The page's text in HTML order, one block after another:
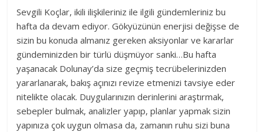
Sevgili Koçlar, ikili ilişkileriniz ile ilgili gündemleriniz bu
hafta da devam ediyor. Gökyüzünün enerjisi değişse de
sizin bu konuda almanız gereken aksiyonlar ve kararlar
gündeminizden bir türlü düşmüyor sanki…Bu hafta
yaşanacak Dolunay’da size geçmiş tecrübelerinizden
yararlanarak, bakış açınızı revize etmenizi tavsiye eder
nitelikte olacak. Duygularınızın derinlerini araştırmak,
sebepler bulmak, analizler yapıp, planlar yapmak sizin
yapınıza çok uygun olmasa da, zamanın ruhu sizi buna